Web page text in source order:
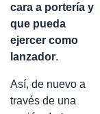
cara a portería y
que pueda
ejercer como
lanzador.
Así, de nuevo a
través de una